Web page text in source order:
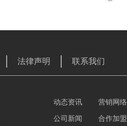
法律声明 联系我们
动态资讯
公司新闻
营销网络
合作加盟